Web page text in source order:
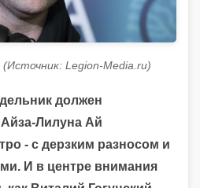
Legion-Media.ru)
должен
Лилуна Ай
- с дерзким разносом и
И в центре внимания